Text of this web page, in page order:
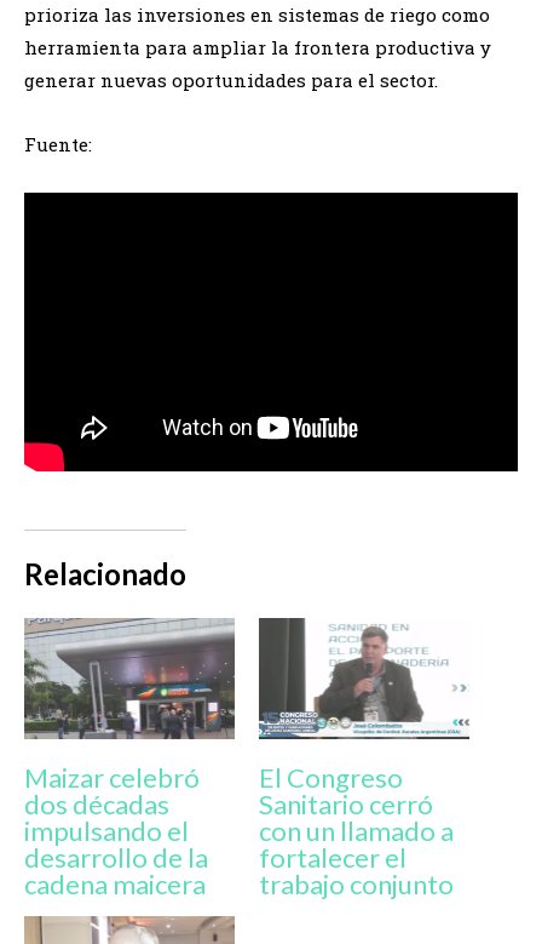
prioriza las inversiones en sistemas de riego como
herramienta para ampliar la frontera productiva y
generar nuevas oportunidades para el sector.
Fuente:
Relacionado
Maizar celebró
dos décadas
impulsando el
desarrollo de la
cadena maicera
El Congreso
Sanitario cerró
con un llamado a
fortalecer el
trabajo conjunto